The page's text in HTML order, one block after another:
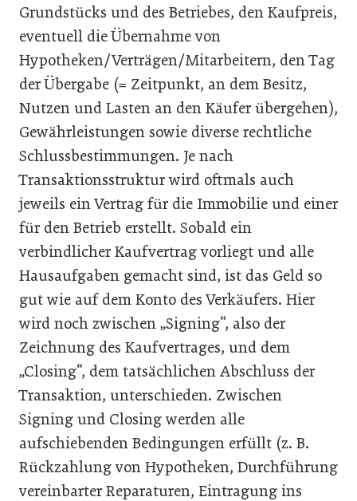
Grundstücks und des Betriebes, den Kaufpreis,
eventuell die Übernahme von
Hypotheken/Verträgen/Mitarbeitern, den Tag
der Übergabe (= Zeitpunkt, an dem Besitz,
Nutzen und Lasten an den Käufer übergehen),
Gewährleistungen sowie diverse rechtliche
Schlussbestimmungen. Je nach
Transaktionsstruktur wird oftmals auch
jeweils ein Vertrag für die Immobilie und einer
für den Betrieb erstellt. Sobald ein
verbindlicher Kaufvertrag vorliegt und alle
Hausaufgaben gemacht sind, ist das Geld so
gut wie auf dem Konto des Verkäufers. Hier
wird noch zwischen „Signing“, also der
Zeichnung des Kaufvertrages, und dem
„Closing“, dem tatsächlichen Abschluss der
Transaktion, unterschieden. Zwischen
Signing und Closing werden alle
aufschiebenden Bedingungen erfüllt (z. B.
Rückzahlung von Hypotheken, Durchführung
vereinbarter Reparaturen, Eintragung ins